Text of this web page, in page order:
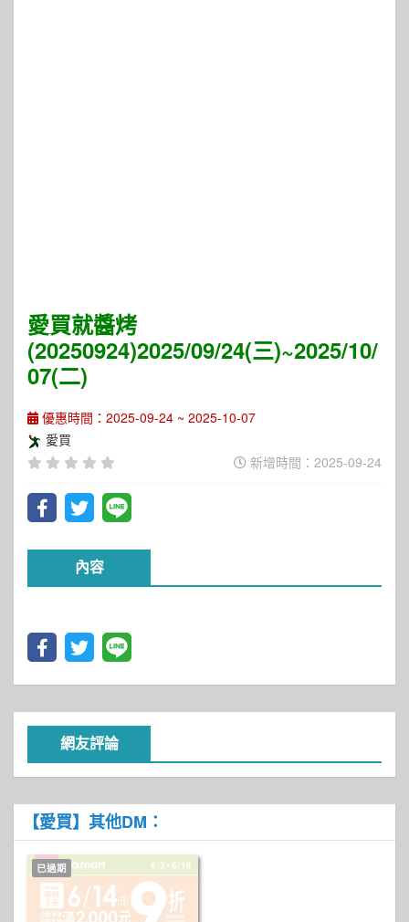
愛買就醬烤
(20250924)2025/09/24(三)~2025/10/
07(二)
優惠時間：2025-09-24 ~ 2025-10-07
愛買
新增時間：2025-09-24
內容
網友評論
【愛買】其他DM：
已過期